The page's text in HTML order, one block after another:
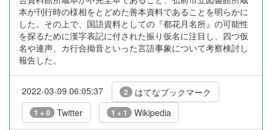
本が刊行時の様相をとどめた善本資料であることを明らかに
した。その上で、国語資料としての『都花月名所』の可能性
を探るために漢字表記に付された振り仮名に注目し、四つ仮
名や連声、カ行合拗音といった言語事象について考察検討し
報告した。
2022-03-09 06:05:37 2 はてなブックマーク
1 + 0 Twitter 1 + 1 Wikipedia